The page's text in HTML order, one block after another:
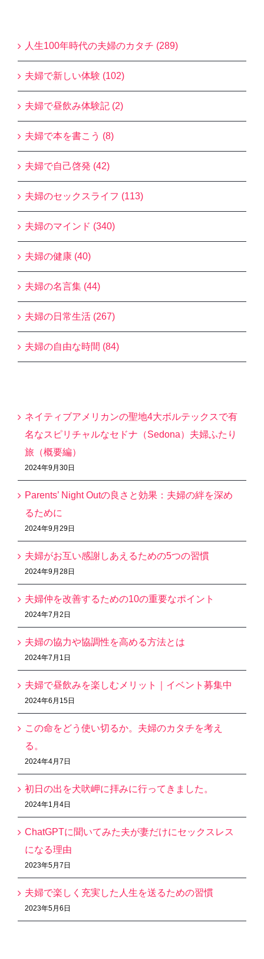
人生100年時代の夫婦のカタチ (289)
夫婦で新しい体験 (102)
夫婦で昼飲み体験記 (2)
夫婦で本を書こう (8)
夫婦で自己啓発 (42)
夫婦のセックスライフ (113)
夫婦のマインド (340)
夫婦の健康 (40)
夫婦の名言集 (44)
夫婦の日常生活 (267)
夫婦の自由な時間 (84)
ネイティブアメリカンの聖地4大ボルテックスで有
名なスピリチャルなセドナ（Sedona）夫婦ふたり
旅（概要編）
2024年9月30日
Parents’ Night Outの良さと効果：夫婦の絆を深め
るために
2024年9月29日
夫婦がお互い感謝しあえるための5つの習慣
2024年9月28日
夫婦仲を改善するための10の重要なポイント
2024年7月2日
夫婦の協力や協調性を高める方法とは
2024年7月1日
夫婦で昼飲みを楽しむメリット｜イベント募集中
2024年6月15日
この命をどう使い切るか。夫婦のカタチを考え
る。
2024年4月7日
初日の出を犬吠岬に拝みに行ってきました。
2024年1月4日
ChatGPTに聞いてみた夫が妻だけにセックスレス
になる理由
2023年5月7日
夫婦で楽しく充実した人生を送るための習慣
2023年5月6日